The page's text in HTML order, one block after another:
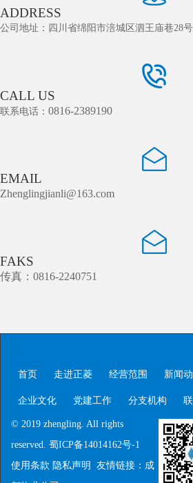
ADDRESS
公司地址：四川省绵阳市涪城区泗王庙巷28号
CALL US
联系电话： 0816-2389190
EMAIL
Zhenglingjianli@163.com
FAKS
传真：0816-2240751
首页 走进正菱 经营范围 新闻
企业文化 党建工作 分支机构
© 2019 zhengling. All rights
reserved. 蜀ICP备14014162号-1
使用条款 隐私声明 友情链接： 成